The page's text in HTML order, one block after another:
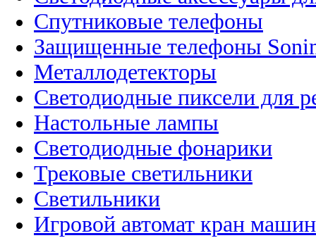
Спутниковые телефоны
Защищенные телефоны
Металлодетекторы
Светодиодные пиксели для
Настольные лампы
Светодиодные фонарики
Трековые светильники
Светильники
Игровой автомат кран